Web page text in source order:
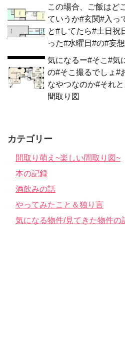
この場合、ご飯はど
ていうか#玄関#入っ
と#してたら#土日祝
った#水曜日#の#妄
気になるー#そこ#気
の#そこ撮るでしょ#
なやつなのか#それ
間取り図
カテゴリー
間取り萌え~楽しい間取り図~
本の記録
酒飲みの話
やってみたこと＆独り言
気になる物件/見てきた物件の